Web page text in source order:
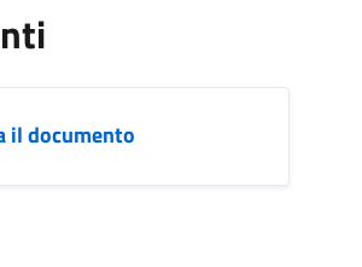
il documento